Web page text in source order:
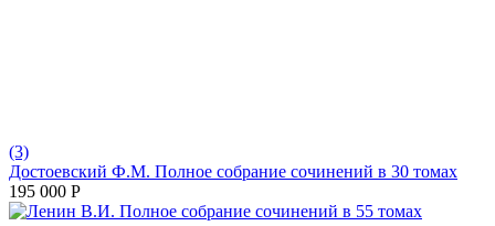
(3)
Достоевский Ф.М. Полное собрание сочинений в 30 томах
195 000 Р